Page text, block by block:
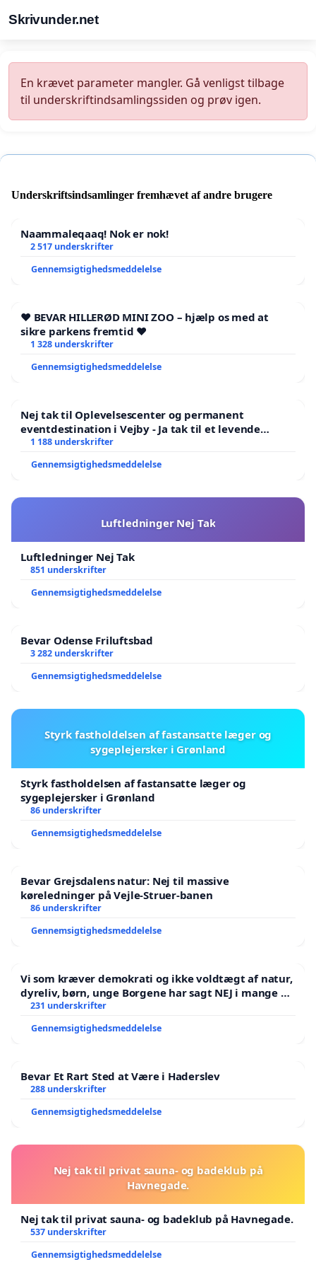
Skrivunder.net
En krævet parameter mangler. Gå venligst tilbage
til underskriftindsamlingssiden og prøv igen.
Underskriftsindsamlinger fremhævet af andre brugere
Naammaleqaaq! Nok er nok!
2 517 underskrifter
Gennemsigtighedsmeddelelse
❤️ BEVAR HILLERØD MINI ZOO – hjælp os med at
sikre parkens fremtid ❤️
1 328 underskrifter
Gennemsigtighedsmeddelelse
Nej tak til Oplevelsescenter og permanent
eventdestination i Vejby - Ja tak til et levende
lokalområde i balance
1 188 underskrifter
Gennemsigtighedsmeddelelse
Luftledninger Nej Tak
Luftledninger Nej Tak
851 underskrifter
Gennemsigtighedsmeddelelse
Bevar Odense Friluftsbad
3 282 underskrifter
Gennemsigtighedsmeddelelse
Styrk fastholdelsen af fastansatte læger og
sygeplejersker i Grønland
Styrk fastholdelsen af fastansatte læger og
sygeplejersker i Grønland
86 underskrifter
Gennemsigtighedsmeddelelse
Bevar Grejsdalens natur: Nej til massive
køreledninger på Vejle-Struer-banen
86 underskrifter
Gennemsigtighedsmeddelelse
Vi som kræver demokrati og ikke voldtægt af natur,
dyreliv, børn, unge Borgene har sagt NEJ i mange år.
Der er
231 underskrifter
Gennemsigtighedsmeddelelse
Bevar Et Rart Sted at Være i Haderslev
288 underskrifter
Gennemsigtighedsmeddelelse
Nej tak til privat sauna- og badeklub på
Havnegade.
Nej tak til privat sauna- og badeklub på Havnegade.
537 underskrifter
Gennemsigtighedsmeddelelse